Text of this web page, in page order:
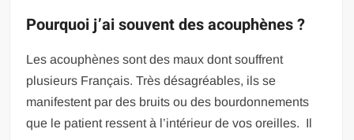
Pourquoi j’ai souvent des acouphènes ?
Les acouphènes sont des maux dont souffrent
plusieurs Français. Très désagréables, ils se
manifestent par des bruits ou des bourdonnements
que le patient ressent à l’intérieur de vos oreilles. Il